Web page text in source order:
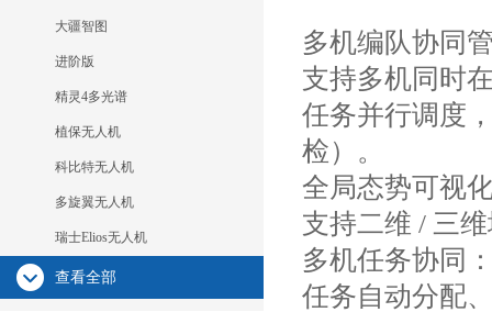
大疆智图
进阶版
精灵4多光谱
植保无人机
科比特无人机
多旋翼无人机
瑞士Elios无人机
查看全部
多机编队协同
支持多机同时
任务并行调度
检）。
全局态势可视
支持二维 / 三
多机任务协同
任务自动分配